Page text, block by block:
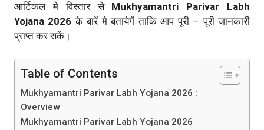
आर्टिकल मे विस्तार से Mukhyamantri Parivar Labh
Yojana 2026 के बारें मे बतायेगें ताकि आप पूरी – पूरी जानकारी
प्राप्त कर सकें।
Table of Contents
Mukhyamantri Parivar Labh Yojana 2026 :
Overview
Mukhyamantri Parivar Labh Yojana 2026